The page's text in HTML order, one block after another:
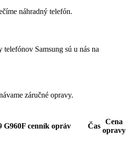
náhradný telefón.
Samsung sú u nás na
záručné opravy.
G960F cenník opráv Čas
Cena
opravy